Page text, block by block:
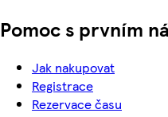
Pomoc s prvním
Jak nakupovat
Registrace
Rezervace času